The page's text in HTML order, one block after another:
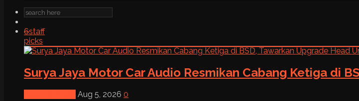
6staff
picks
Surya Jaya Motor Car Audio Resmikan Cabang Ketiga di
Aug 5, 2026 0